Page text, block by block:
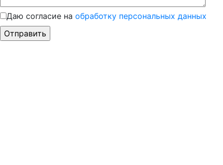
Даю согласие на обработку персональных данных